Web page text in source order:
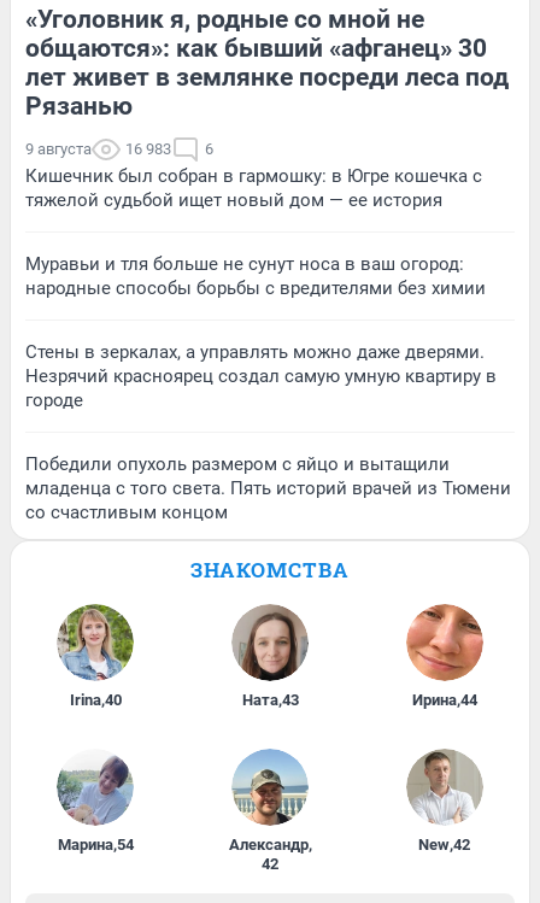
«Уголовник я, родные со мной не
общаются»: как бывший «афганец» 30
лет живет в землянке посреди леса под
Рязанью
9 августа 16 983 6
Кишечник был собран в гармошку: в Югре кошечка с
тяжелой судьбой ищет новый дом — ее история
Муравьи и тля больше не сунут носа в ваш огород:
народные способы борьбы с вредителями без химии
Стены в зеркалах, а управлять можно даже дверями.
Незрячий красноярец создал самую умную квартиру в
городе
Победили опухоль размером с яйцо и вытащили
младенца с того света. Пять историй врачей из Тюмени
со счастливым концом
ЗНАКОМСТВА
Irina,40 Ната,43 Ирина,44
Марина,54 Александр,
42
New,42